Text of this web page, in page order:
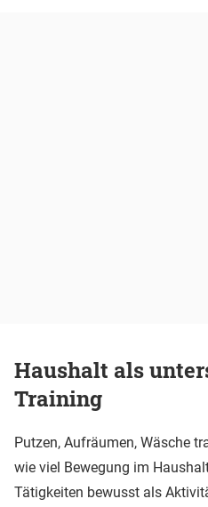
Haushalt als
Training
Putzen, Aufräumen, Wäsche
wie viel Bewegung im
Tätigkeiten bewusst als